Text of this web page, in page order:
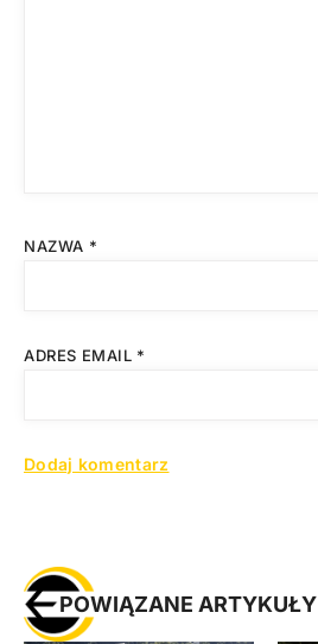
NAZWA *
ADRES EMAIL *
POWIĄZANE ARTYKUŁY